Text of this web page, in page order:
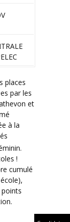
places
par les
et
à la
!
cumulé
points